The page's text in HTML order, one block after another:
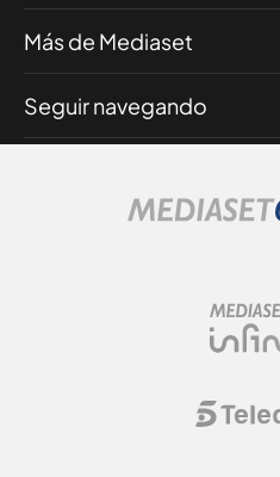
Más de Mediaset
Seguir navegando